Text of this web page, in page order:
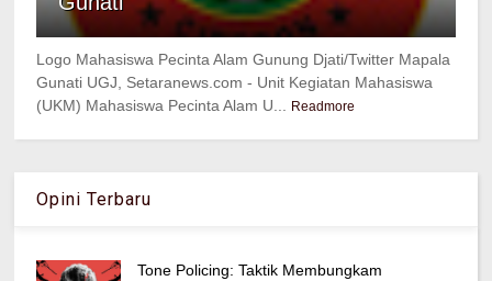
Logo Mahasiswa Pecinta Alam Gunung Djati/Twitter Mapala
Gunati UGJ, Setaranews.com - Unit Kegiatan Mahasiswa
(UKM) Mahasiswa Pecinta Alam U...
Readmore
Opini Terbaru
Tone Policing: Taktik Membungkam